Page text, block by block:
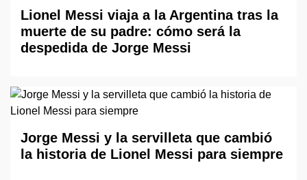
Lionel Messi viaja a la Argentina tras la
muerte de su padre: cómo será la
despedida de Jorge Messi
Jorge Messi y la servilleta que cambió
la historia de Lionel Messi para siempre